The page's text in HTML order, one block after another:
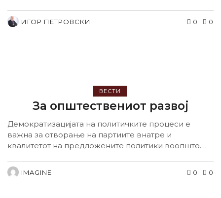
ИГОР ПЕТРОВСКИ 0
0
ВЕСТИ
За општествениот развој
Демократизацијата на политичките процеси е
важна за отворање на партиите внатре и
квалитетот на предложените политики воопшто.
IMAGINE 0
0